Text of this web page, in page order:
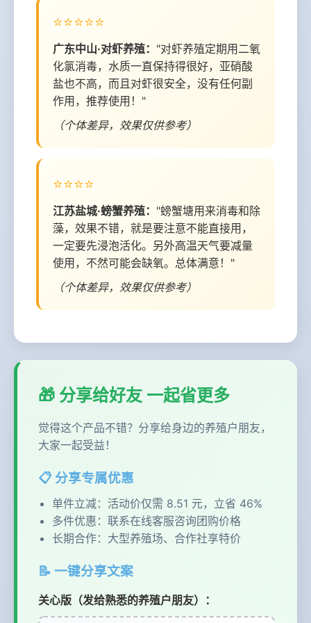
⭐⭐⭐⭐⭐
广东中山·对虾养殖： "对虾养殖定期用二氧
化氯消毒，水质一直保持得很好，亚硝酸
盐也不高，而且对虾很安全，没有任何副
作用，推荐使用！"
（个体差异，效果仅供参考）
⭐⭐⭐⭐
江苏盐城·螃蟹养殖： "螃蟹塘用来消毒和除
藻，效果不错，就是要注意不能直接用，
一定要先浸泡活化。另外高温天气要减量
使用，不然可能会缺氧。总体满意！"
（个体差异，效果仅供参考）
🎁 分享给好友 一起省更多
觉得这个产品不错？分享给身边的养殖户朋友，
大家一起受益！
📋 分享专属优惠
单件立减：活动价仅需 8.51 元，立省 46%
多件优惠：联系在线客服咨询团购价格
长期合作：大型养殖场、合作社享特价
📝 一键分享文案
关心版（发给熟悉的养殖户朋友）：